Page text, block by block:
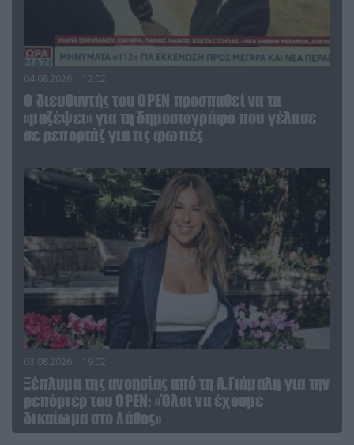
04.08.2026 | 12:02
O διευθυντής του OPEN προσπαθεί να τα
«μαζέψει» για τη δημοσιογράφο που γέλασε
σε ρεπορτάζ για τις φωτιές
03.08.2026 | 19:02
Ξέπλυμα της ανοησίας από τη Α.Γιάμαλη για την
ρεπόρτερ του ΟΡΕΝ: «Όλοι να έχουμε
δικαίωμα στο λάθος»